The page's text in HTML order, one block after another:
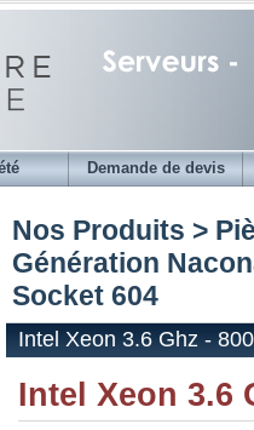
Demande de devis
Nos Produits >
Génération
Socket 604
Intel Xeon 3.6 Ghz -
Intel Xeon 3.6